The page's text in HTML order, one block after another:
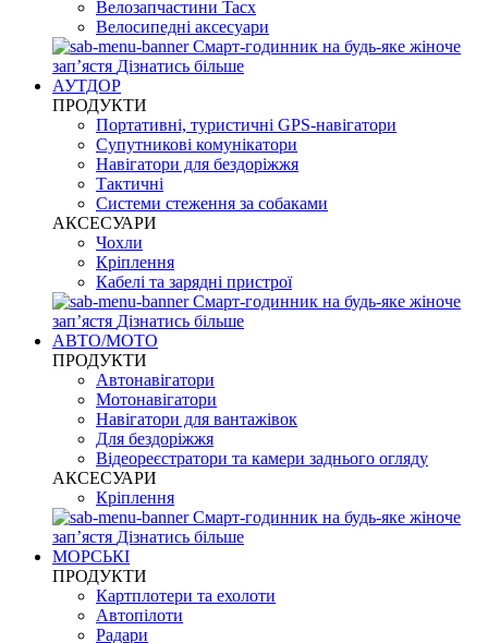
Велозапчастини Tacx
Велосипедні аксесуари
Смарт-годинник на будь-яке жіноче
запʼястя Дізнатись більше
АУТДОР
ПРОДУКТИ
Портативні, туристичні GPS-навігатори
Супутникові комунікатори
Навігатори для бездоріжжя
Тактичні
Системи стеження за собаками
АКСЕСУАРИ
Чохли
Кріплення
Кабелі та зарядні пристрої
Смарт-годинник на будь-яке жіноче
запʼястя Дізнатись більше
АВТО/МОТО
ПРОДУКТИ
Автонавігатори
Мотонавігатори
Навігатори для вантажівок
Для бездоріжжя
Відеореєстратори та камери заднього огляду
АКСЕСУАРИ
Кріплення
Смарт-годинник на будь-яке жіноче
запʼястя Дізнатись більше
МОРСЬКІ
ПРОДУКТИ
Картплотери та ехолоти
Автопілоти
Радари